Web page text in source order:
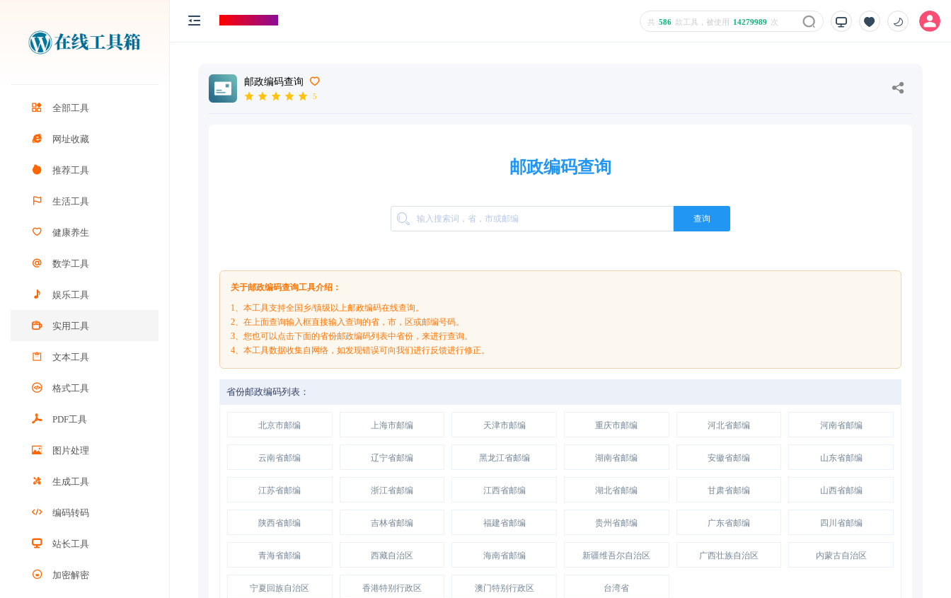
全部工具
网址收藏
推荐工具
生活工具
健康养生
数学工具
娱乐工具
实用工具
文本工具
格式工具
PDF工具
图片处理
生成工具
编码转码
站长工具
加密解密
共 586 款工具，被使用 14279989 次
邮政编码查询
5
邮政编码查询
查询
关于邮政编码查询工具介绍：
1、本工具支持全国乡/镇级以上邮政编码在线查询。
2、在上面查询输入框直接输入查询的省，市，区或邮编号码。
3、您也可以点击下面的省份邮政编码列表中省份，来进行查询。
4、本工具数据收集自网络，如发现错误可向我们进行反馈进行修正。
省份邮政编码列表：
北京市邮编 上海市邮编 天津市邮编 重庆市邮编 河北省邮编 河南省邮编
云南省邮编 辽宁省邮编 黑龙江省邮编 湖南省邮编 安徽省邮编 山东省邮编
江苏省邮编 浙江省邮编 江西省邮编 湖北省邮编 甘肃省邮编 山西省邮编
陕西省邮编 吉林省邮编 福建省邮编 贵州省邮编 广东省邮编 四川省邮编
青海省邮编 西藏自治区 海南省邮编 新疆维吾尔自治区 广西壮族自治区 内蒙古自治区
宁夏回族自治区 香港特别行政区 澳门特别行政区 台湾省